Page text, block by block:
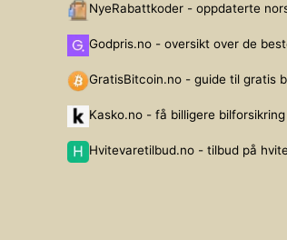
NyeRabattkoder - oppdaterte
Godpris.no - oversikt over de
GratisBitcoin.no - guide til gratis
Kasko.no - få billigere bilforsikring
Hvitevaretilbud.no - tilbud på